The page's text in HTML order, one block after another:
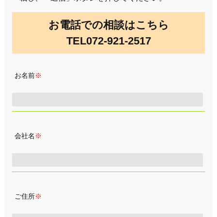
お電話での相談はこちら
TEL072-921-2517
お名前※
会社名 ※
ご住所※